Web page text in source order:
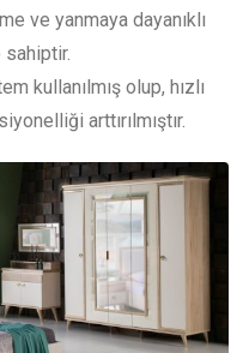
ve yanmaya dayanıklı
kullanılmış olup, hızlı
arttırılmıştır.